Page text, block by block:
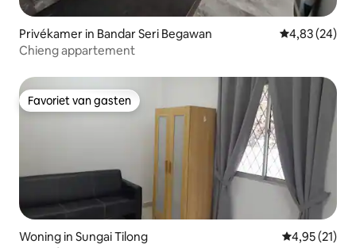
Privékamer in Bandar Seri Begawan Gemiddelde
4,83 (24)
Chieng appartement
Favoriet van gasten
Favoriet van gasten
Woning in Sungai Tilong Gemiddelde
4,95 (21)